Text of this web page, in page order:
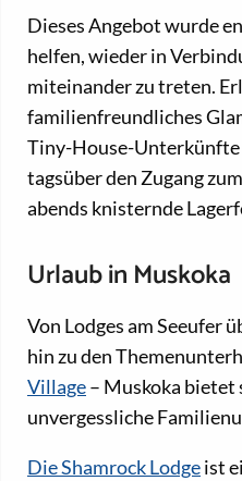
Dieses Angebot wurde
helfen, wieder in
miteinander zu treten.
familienfreundliches
Tiny-House-Unterkünfte
tagsüber den Zugang zum
abends knisternde
Urlaub in Muskoka
Von Lodges am Seeufer
hin zu den
Village– Muskoka bietet
unvergessliche
Die Shamrock Lodgeist